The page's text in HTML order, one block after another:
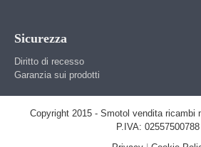
Sicurezza
Diritto di recesso
Garanzia sui prodotti
Copyright 2015 - Smotol vendita ricambi
P.IVA: 02557500788